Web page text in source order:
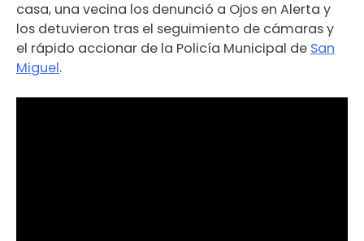
casa, una vecina los denunció a Ojos en Alerta y
los detuvieron tras el seguimiento de cámaras y
el rápido accionar de la Policía Municipal de San
Miguel.